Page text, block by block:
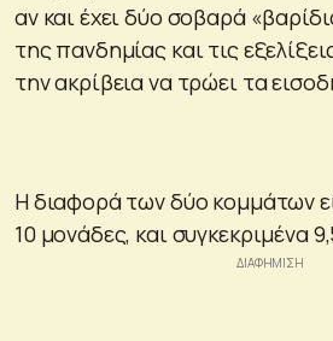
αν και έχει δύο σοβαρά
της πανδημίας και τις
την ακρίβεια να τρώει τα
Η διαφορά των δύο κομμάτων
10 μονάδες, και συγκεκριμένα